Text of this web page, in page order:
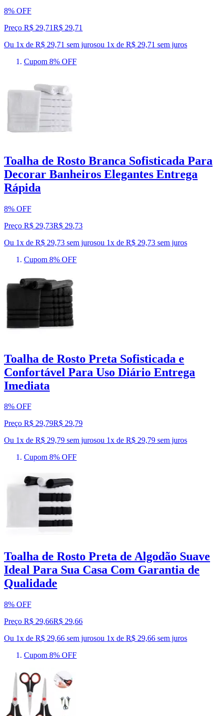
8% OFF
Preço R$ 29,71R$ 29,71
Ou 1x de R$ 29,71 sem jurosou 1x de R$ 29,71 sem juros
Cupom 8% OFF
Toalha de Rosto Branca Sofisticada Para
Decorar Banheiros Elegantes Entrega
Rápida
8% OFF
Preço R$ 29,73R$ 29,73
Ou 1x de R$ 29,73 sem jurosou 1x de R$ 29,73 sem juros
Cupom 8% OFF
Toalha de Rosto Preta Sofisticada e
Confortável Para Uso Diário Entrega
Imediata
8% OFF
Preço R$ 29,79R$ 29,79
Ou 1x de R$ 29,79 sem jurosou 1x de R$ 29,79 sem juros
Cupom 8% OFF
Toalha de Rosto Preta de Algodão Suave
Ideal Para Sua Casa Com Garantia de
Qualidade
8% OFF
Preço R$ 29,66R$ 29,66
Ou 1x de R$ 29,66 sem jurosou 1x de R$ 29,66 sem juros
Cupom 8% OFF